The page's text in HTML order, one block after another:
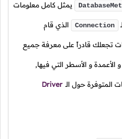
يمثل كامل معلومات
Connection الذي قام
تجعلك قادراً على معرفة جميع
و الأسطر التي فيها,
المتوفرة حول الـ Driver